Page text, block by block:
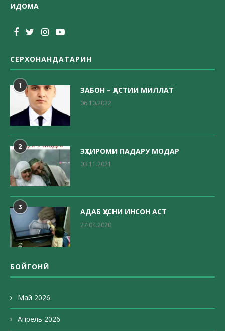
ИДОМА
СЕРХОНАНДАТАРИН
1 ЗАБОН – ҲАСТИИ МИЛЛАТ
06.10.2022
2 ЭҲТИРОМИ ПАДАРУ МОДАР
03.11.2021
3 АДАБ ҲУСНИ ИНСОН АСТ
27.04.2020
БОЙГОНӢ
Май 2026
Апрель 2026